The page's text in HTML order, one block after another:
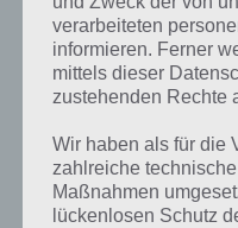
was gibt es dazu zu wissen?
Sternen? Zu bestimmten
immer eine kurze
Forschung ist die Suche
Experimente aufgezeichnet
Fachzeitschriften
vorgestellt.
verarbeiteten
informieren. Ferner
mittels dieser
zustehenden Rechte
Wir haben als für die
zahlreiche
Maßnahmen
lückenlosen Schutz